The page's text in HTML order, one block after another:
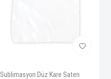
Sublimasyon Düz Kare Saten